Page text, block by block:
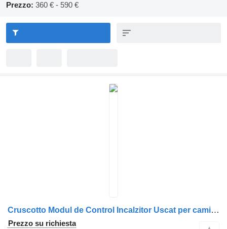
Prezzo: 360 € - 590 €
Cruscotto Modul de Control Incalzitor Uscat per camion Webasto Scania 466387
Prezzo su richiesta